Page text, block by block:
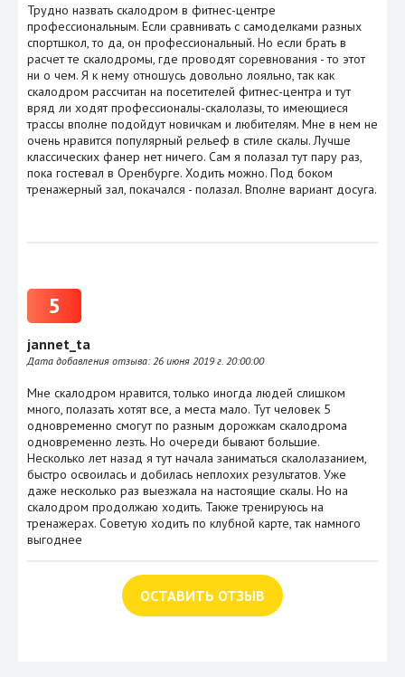
Трудно назвать скалодром в фитнес-центре
профессиональным. Если сравнивать с самоделками разных
спортшкол, то да, он профессиональный. Но если брать в
расчет те скалодромы, где проводят соревнования - то этот
ни о чем. Я к нему отношусь довольно лояльно, так как
скалодром рассчитан на посетителей фитнес-центра и тут
вряд ли ходят профессионалы-скалолазы, то имеющиеся
трассы вполне подойдут новичкам и любителям. Мне в нем не
очень нравится популярный рельеф в стиле скалы. Лучше
классических фанер нет ничего. Сам я полазал тут пару раз,
пока гостевал в Оренбурге. Ходить можно. Под боком
тренажерный зал, покачался - полазал. Вполне вариант досуга.
jannet_ta
Дата добавления отзыва:26 июня 2019 г. 20:00:00
5
Мне скалодром нравится, только иногда людей слишком
много, полазать хотят все, а места мало. Тут человек 5
одновременно смогут по разным дорожкам скалодрома
одновременно лезть. Но очереди бывают большие.
Несколько лет назад я тут начала заниматься скалолазанием,
быстро освоилась и добилась неплохих результатов. Уже
даже несколько раз выезжала на настоящие скалы. Но на
скалодром продолжаю ходить. Также тренируюсь на
тренажерах. Советую ходить по клубной карте, так намного
выгоднее
ОСТАВИТЬ ОТЗЫВ